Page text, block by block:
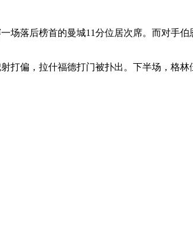
落后榜首的曼城11分位居次席。而对手
打偏，拉什福德打门被扑出。下半场，格